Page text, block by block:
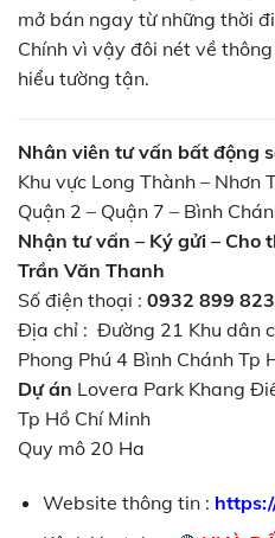
mở bán ngay từ những thời
Chính vì vậy đôi nét về
hiểu tường tận.
Nhân viên tư vấn bất động
Khu vực Long Thành – Nhơn
Quận 2 – Quận 7 – Bình
Nhận tư vấn – Ký gửi – Cho
Trần Văn Thanh
Số điện thoại : 0932 899 823
Địa chỉ : Đường 21 Khu dân
Phong Phú 4 Bình Chánh Tp
Dự án Lovera Park Khang
Tp Hồ Chí Minh
Quy mô 20 Ha
Website thông tin :